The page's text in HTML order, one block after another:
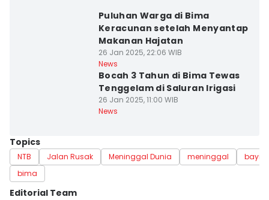
Puluhan Warga di Bima
Keracunan setelah Menyantap
Makanan Hajatan
26 Jan 2025, 22:06 WIB
News
Bocah 3 Tahun di Bima Tewas
Tenggelam di Saluran Irigasi
26 Jan 2025, 11:00 WIB
News
Topics
NTB Jalan Rusak Meninggal Dunia meninggal
bayi
bima
Editorial Team